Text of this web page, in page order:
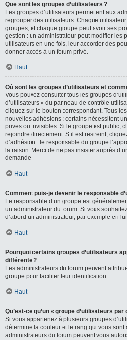
Que sont les groupes d’utilisateurs ?
Les groupes d’utilisateurs permettent aux
regrouper des utilisateurs. Chaque
groupes, et chaque groupe peut avoir ses
gestion : un administrateur peut modifier les
utilisateurs en une fois, leur accorder des
donner accès à un forum privé.
Haut
Où sont les groupes d’utilisateurs et
Vous pouvez consulter tous les groupes
d’utilisateurs » du panneau de contrôle
cliquez sur le bouton correspondant. Tous
nouvelles adhésions : certains nécessitent
privés ou invisibles. Si le groupe est public,
rejoindre directement. S’il est restreint,
d’adhésion : le responsable du groupe
la raison. Merci de ne pas insister auprès
demande.
Haut
Comment puis-je devenir le responsable
Le responsable d’un groupe est
un administrateur du forum. Si vous
d’abord un administrateur, par exemple en
Haut
Pourquoi certains groupes d’utilisateurs
différente ?
Les administrateurs du forum peuvent
groupe pour faciliter leur identification.
Haut
Qu’est-ce qu’un « groupe d’utilisateurs par
Si vous appartenez à plusieurs groupes
détermine la couleur et le rang qui vous sont
administrateurs du forum peuvent vous